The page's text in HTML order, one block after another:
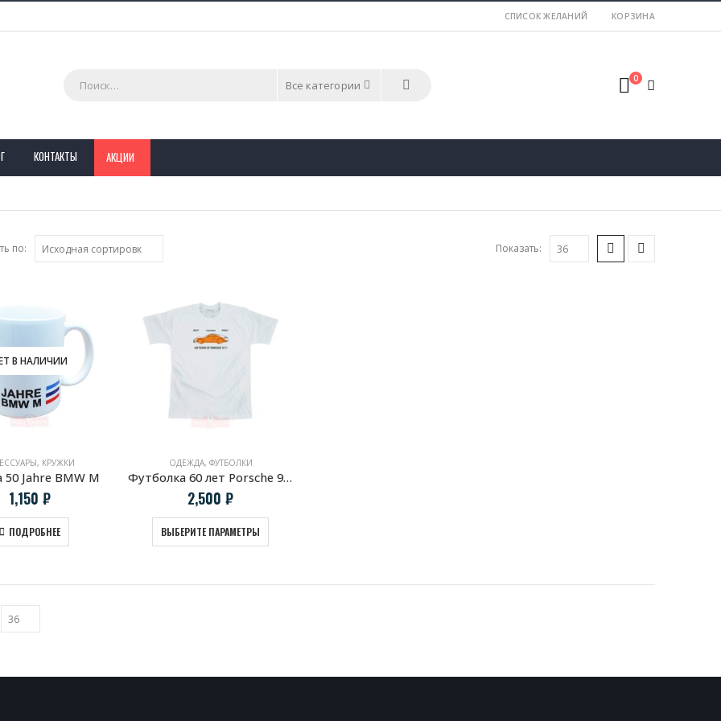
СПИСОК ЖЕЛАНИЙ КОРЗИНА
Все категории 0
КОНТАКТЫ АКЦИИ
по: Показать:
В НАЛИЧИИ
, КРУЖКИ
50 Jahre BMW M
1,150 ₽
ПОДРОБНЕЕ
ОДЕЖДА, ФУТБОЛКИ
Футболка 60 лет Porsche 911
2,500 ₽
ВЫБЕРИТЕ ПАРАМЕТРЫ